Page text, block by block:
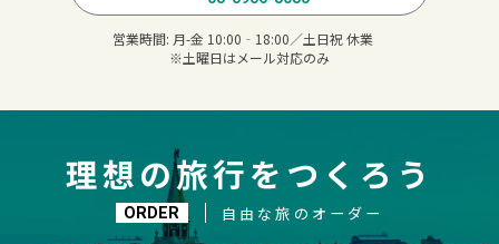
営業時間: 月-金 10:00‐18:00／土日祝 休業
※土曜日はメール対応のみ
理想の旅行をつくろう
ORDER 自由な旅のオーダー